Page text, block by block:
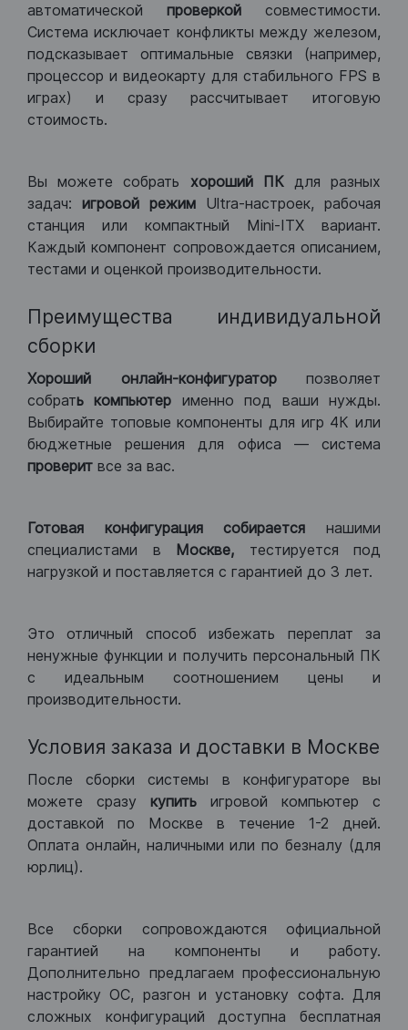
автоматической проверкой совместимости.
Система исключает конфликты между железом,
подсказывает оптимальные связки (например,
процессор и видеокарту для стабильного FPS в
играх) и сразу рассчитывает итоговую
стоимость.
Вы можете собрать хороший ПКдля разных
задач: игровой режим Ultra-настроек, рабочая
станция или компактный Mini-ITX вариант.
Каждый компонент сопровождается описанием,
тестами и оценкой производительности.
Преимущества индивидуальной
сборки
Хороший онлайн-конфигураторпозволяет
собрать компьютер именно под ваши нужды.
Выбирайте топовые компоненты для игр 4К или
бюджетные решения для офиса — система
проверит все за вас.
Готовая конфигурация собираетсянашими
специалистами в Москве, тестируется под
нагрузкой и поставляется с гарантией до 3 лет.
Это отличный способ избежать переплат за
ненужные функции и получить персональный ПК
с идеальным соотношением цены и
производительности.
Условия заказа и доставки в Москве
После сборки системы в конфигураторе вы
можете сразу купить игровой компьютер с
доставкой по Москве в течение 1-2 дней.
Оплата онлайн, наличными или по безналу (для
юрлиц).
Все сборки сопровождаются официальной
гарантией на компоненты и работу.
Дополнительно предлагаем профессиональную
настройку ОС, разгон и установку софта. Для
сложных конфигураций доступна бесплатная